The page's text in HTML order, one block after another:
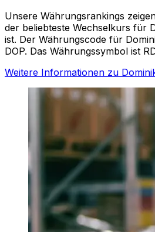
Unsere Währungsrankings
der beliebteste Wechselkurs für
ist. Der Währungscode für
DOP. Das Währungssymbol ist
Weitere Informationen zu